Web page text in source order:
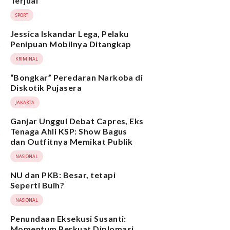
SPORT
Jessica Iskandar Lega, Pelaku
Penipuan Mobilnya Ditangkap
KRIMINAL
“Bongkar” Peredaran Narkoba di
Diskotik Pujasera
JAKARTA
Ganjar Unggul Debat Capres, Eks
Tenaga Ahli KSP: Show Bagus
dan Outfitnya Memikat Publik
NASIONAL
NU dan PKB: Besar, tetapi
Seperti Buih?
NASIONAL
Penundaan Eksekusi Susanti: